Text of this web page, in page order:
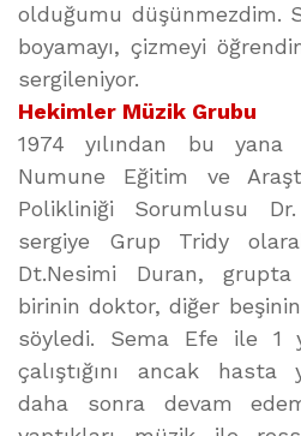
olduğumu düşünmezdim.
boyamayı, çizmeyi
sergileniyor.
Hekimler Müzik Grubu
1974 yılından bu
Numune Eğitim ve
Polikliniği Sorumlusu
sergiye Grup Tridy
Dt.Nesimi Duran,
birinin doktor, diğer
söyledi. Sema Efe ile 1
çalıştığını ancak hasta
daha sonra devam